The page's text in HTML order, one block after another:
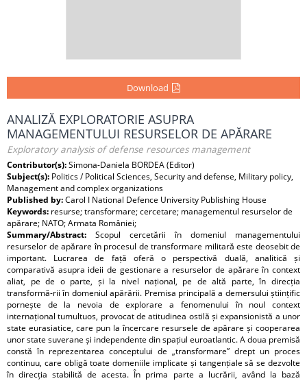
Download
ANALIZĂ EXPLORATORIE ASUPRA
MANAGEMENTULUI RESURSELOR DE APĂRARE
Exploratory analysis of defense resources management
Contributor(s):Simona-Daniela BORDEA (Editor)
Subject(s): Politics / Political Sciences, Security and defense, Military policy,
Management and complex organizations
Published by:Carol I National Defence University Publishing House
Keywords: resurse; transformare; cercetare; managementul resurselor de
apărare; NATO; Armata României;
Summary/Abstract: Scopul cercetării în domeniul managementului
resurselor de apărare în procesul de transformare militară este deosebit de
important. Lucrarea de față oferă o perspectivă duală, analitică și
comparativă asupra ideii de gestionare a resurselor de apărare în context
aliat, pe de o parte, și la nivel național, pe de altă parte, în direcția
transformă-rii în domeniul apărării. Premisa principală a demersului științific
pornește de la nevoia de explorare a fenomenului în noul context
internațional tumultuos, provocat de atitudinea ostilă și expansionistă a unor
state eurasiatice, care pun la încercare resursele de apărare și cooperarea
unor state suverane și independente din spațiul euroatlantic. A doua premisă
constă în reprezentarea conceptului de „transformare” drept un proces
continuu, care obligă toate domeniile implicate și tangențiale să se dezvolte
în direcția stabilită de acesta. În prima parte a lucrării, având la bază